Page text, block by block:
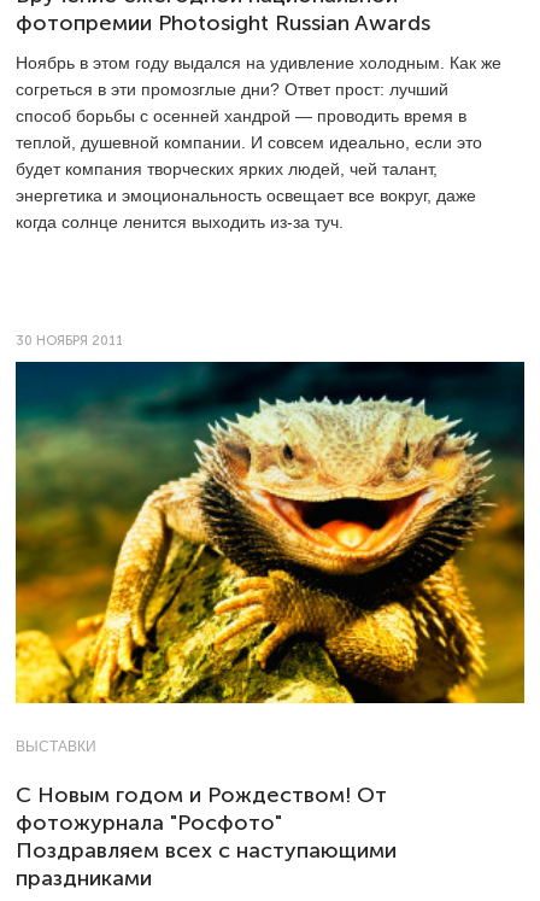
фотопремии Photosight Russian Awards
Ноябрь в этом году выдался на удивление холодным. Как же
согреться в эти промозглые дни? Ответ прост: лучший
способ борьбы с осенней хандрой — проводить время в
теплой, душевной компании. И совсем идеально, если это
будет компания творческих ярких людей, чей талант,
энергетика и эмоциональность освещает все вокруг, даже
когда солнце ленится выходить из-за туч.
30 НОЯБРЯ 2011
ВЫСТАВКИ
С Новым годом и Рождеством! От
фотожурнала "Росфото"
Поздравляем всех с наступающими
праздниками